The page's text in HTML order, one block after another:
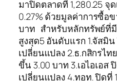
มาปิดตลาดที่ 1,280.25 จุ
0.27% ด้วยมูลค่าการซื้อ
บาท สำหรับหลักทรัพย์ที่
สูงสุด5 อันดับแรก 1.จัสมิน
เปลี่ยนแปลง 2.ธ.กสิกรไท
ขึ้น 3.00 บาท 3.เอไอเอส
เปลี่ยนแปลง 4.ทอท. ปิดที่